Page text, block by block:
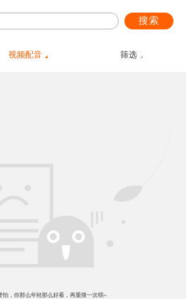
搜索
视频配音 筛选
怕，你那么年轻那么好看，再重搜一次呗~